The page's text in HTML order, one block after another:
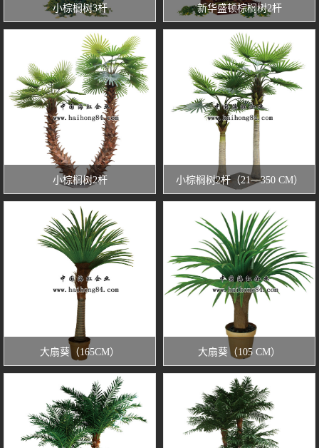
小棕榈树3杆 新华盛顿棕榈树2杆
小棕榈树2杆 小棕榈树2杆（21—350 CM）
大扇葵（165CM） 大扇葵（105 CM）